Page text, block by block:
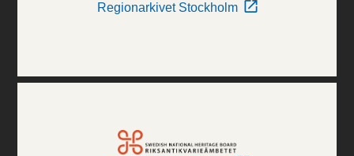
Regionarkivet Stockholm